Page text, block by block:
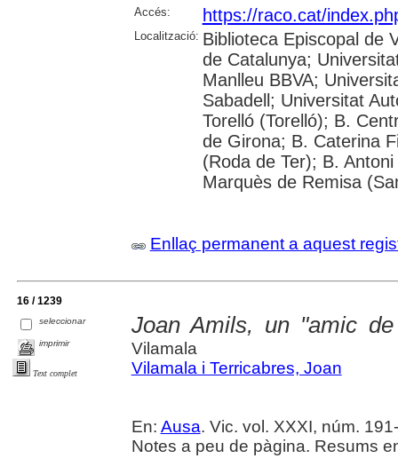
Accés: https://raco.cat/
Localització: Biblioteca Episcopal de
de Catalunya;
Manlleu BBVA;
Sabadell; Universitat
Torelló (Torelló); B.
de Girona; B. Caterina
(Roda de Ter); B.
Marquès de Remisa
Enllaç permanent a aquest
16 / 1239
seleccionar
imprimir
Text complet
Joan Amils, un "amic
Vilamala
Vilamala i Terricabres, Joan
En: Ausa. Vic. vol. XXXI, núm.
Notes a peu de pàgina. Resums